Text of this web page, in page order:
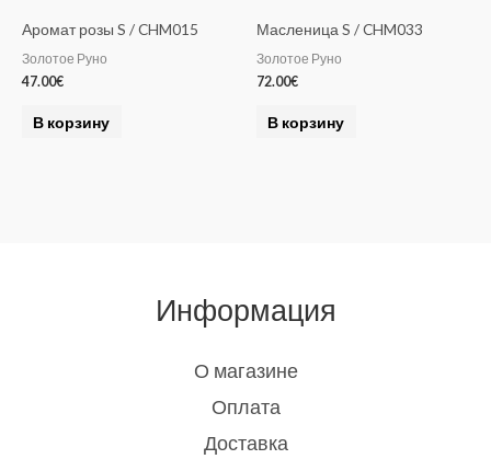
Аромат розы S / CHM015
Золотое Руно
47.00€
В корзину
Масленица S / CHM033
Золотое Руно
72.00€
В корзину
Информация
О магазине
Оплата
Доставка